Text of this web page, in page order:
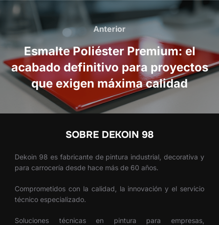
Navegación
de
entradas
Anterior
Anterior
Esmalte Poliéster Premium: el
acabado definitivo para proyectos
que exigen máxima calidad
SOBRE DEKOIN 98
Dekoin 98 es fabricante de pintura industrial, decorativa y
para carrocería desde hace más de 60 años.
Comprometidos con la calidad, la innovación y el servicio
técnico especializado.
Soluciones técnicas en pintura para empresas,